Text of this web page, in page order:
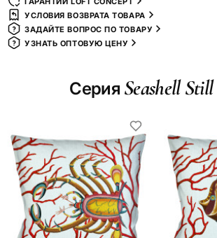
УСЛОВИЯ ВОЗВРАТА ТОВАРА
ЗАДАЙТЕ ВОПРОС ПО ТОВАРУ
УЗНАТЬ ОПТОВУЮ ЦЕНУ
Серия Seashell